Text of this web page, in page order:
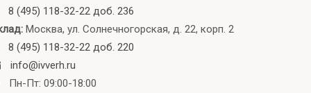
8 (495) 118-32-22 доб. 236
Москва, ул. Солнечногорская, д. 22, корп. 2
8 (495) 118-32-22 доб. 220
info@ivverh.ru
Пн-Пт: 09:00-18:00